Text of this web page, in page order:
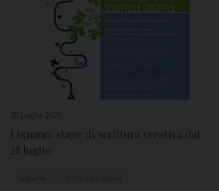
20 Luglio 2025
Lignano: stage di scrittura creativa dal
28 luglio
Lignano Scrittura creativa